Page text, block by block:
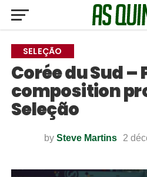
SELEÇÃO
Corée du Sud –
composition
Seleção
by Steve Martins 2